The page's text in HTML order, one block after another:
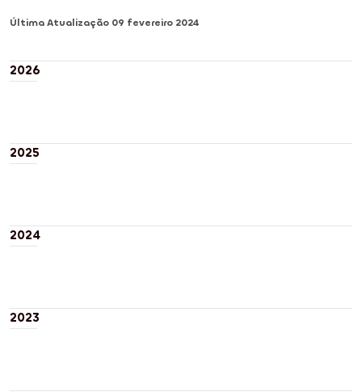
Última Atualização 09 fevereiro 2024
2026
2025
2024
2023